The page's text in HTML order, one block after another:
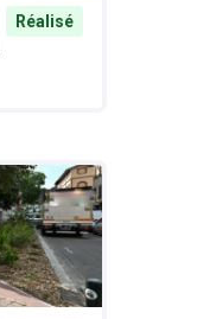
Réalisé